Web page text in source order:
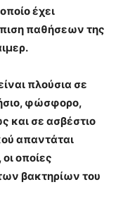
έχει
παθήσεων της
πλούσια σε
φώσφορο,
και σε ασβέστιο
απαντάται
οποίες
βακτηρίων του